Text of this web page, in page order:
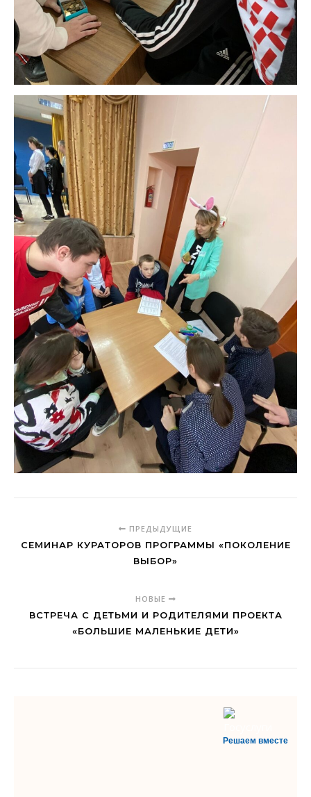
ПРЕДЫДУЩИЕ
СЕМИНАР КУРАТОРОВ ПРОГРАММЫ «ПОКОЛЕНИЕ
ВЫБОР»
НОВЫЕ
ВСТРЕЧА С ДЕТЬМИ И РОДИТЕЛЯМИ ПРОЕКТА
«БОЛЬШИЕ МАЛЕНЬКИЕ ДЕТИ»
Решаем вместе